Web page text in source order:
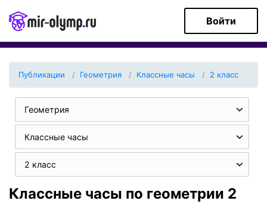
Войти
Публикации Геометрия Классные часы 2 класс
Геометрия
Классные часы
2 класс
Классные часы по геометрии 2